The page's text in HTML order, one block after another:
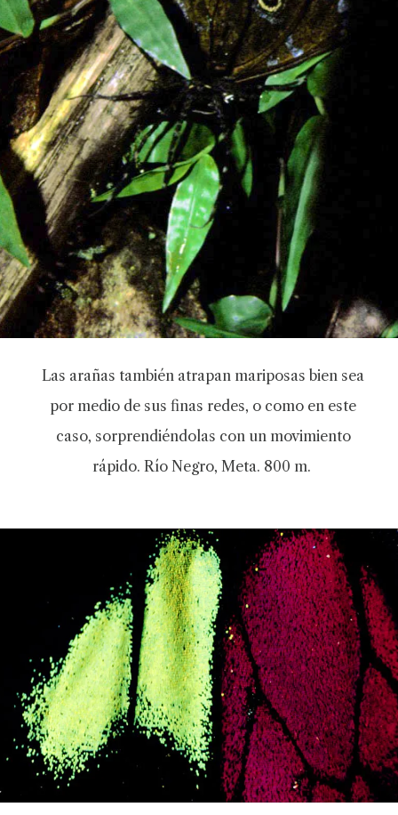
Las arañas también atrapan mariposas bien sea
por medio de sus finas redes, o como en este
caso, sorprendiéndolas con un movimiento
rápido. Río Negro, Meta. 800 m.